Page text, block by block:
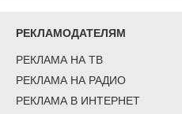
РЕКЛАМОДАТЕЛЯМ
РЕКЛАМА НА ТВ
РЕКЛАМА НА РАДИО
РЕКЛАМА В ИНТЕРНЕТ